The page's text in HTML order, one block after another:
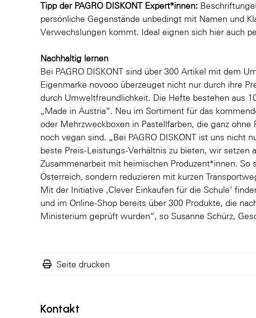
Tipp der PAGRO DISKONT Expert*innen:
persönliche Gegenstände unbedingt mit Namen und
Verwechslungen kommt. Ideal eignen sich hier auch
Nachhaltig lernen
Bei PAGRO DISKONT sind über 300 Artikel mit dem
Eigenmarke novooo überzeuget nicht nur durch ihre
durch Umweltfreundlichkeit. Die Hefte bestehen aus
„Made in Austria“. Neu im Sortiment für das
oder Mehrzweckboxen in Pastellfarben, die ganz ohne
noch vegan sind. „Bei PAGRO DISKONT ist uns nicht
beste Preis-Leistungs-Verhältnis zu bieten, wir setzen
Zusammenarbeit mit heimischen Produzent*innen.
Österreich, sondern reduzieren mit kurzen
Mit der Initiative ‚Clever Einkaufen für die Schule‘
und im Online-Shop bereits über 300 Produkte, die
Ministerium geprüft wurden“, so Susanne Schürz,
Seite drucken
Kontakt